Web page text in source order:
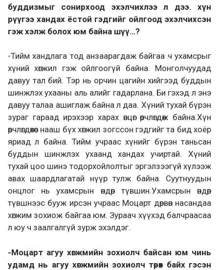
буддизмыг сонирхоод эхэлчихлээ л дээ. хүн
рүүгээ хандах ёстой гэдгийг ойлгоод эхэлчихсэн
гэж хэлж болох юм байна шүү…?
-Тийм хандлага тод анзаарагдаж байгаа ч ухамсрыг
хүний хөгжил гэж ойлгоогүй байна. Монголчуудад
давуу тал бий. Тэр нь орчин цагийн хийгээд буддын
шинжлэх ухааны аль алийг гадарлана. Би гэхэд л энэ
давуу талаа ашиглаж байна л даа. Хүний тухай бүрэн
зураг гараад ирэхээр харах өнцөг өөрчлөгдөж байна.Хүн
өөрчлөгдөхөөс нааш бүх хөгжил зогссон гэдгийг та бид хоёр
яриад л байна. Тийм учраас хүнийг бүрэн таньсан
буддын шинжлэх ухаанд хандах учиртай. Хүний
тухай цоо шинэ тодорхойлолтыг эргэлзээгүй хүлээж
авах шаардлагатай нүүр тулж байна. Суутнуудын
онцлог нь ухамсрын өндөр түвшин.Ухамсрын өндөр
түвшнээс бууж ирсэн учраас Моцарт дөрвөн насандаа
хөгжим зохиож байгаа юм. Зураач хүүхэд балчраасаа
л юу ч заалгалгүй зурж эхэлдэг.
-Моцарт агуу хөгжмийн зохиолч байсан юм чинь
удамд нь агуу хөгжмийн зохиолч төрөх байх гэсэн